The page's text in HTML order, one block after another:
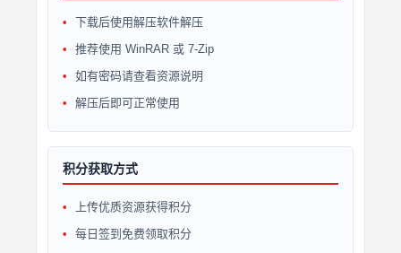
下载后使用解压软件解压
推荐使用 WinRAR 或 7-Zip
如有密码请查看资源说明
解压后即可正常使用
积分获取方式
上传优质资源获得积分
每日签到免费领取积分